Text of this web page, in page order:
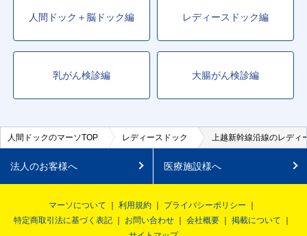
人間ドック＋脳ドック編 レディースドック編
乳がん検診編 大腸がん検診編
人間ドックのマーソTOP レディースドック 上越新幹線沿線のレディ
法人のお客様へ 医療施設様へ
マーソについて 利用規約
プライバシーポリシー
特定商取引法に基づく表記
お問い合わせ 会社概要
掲載について